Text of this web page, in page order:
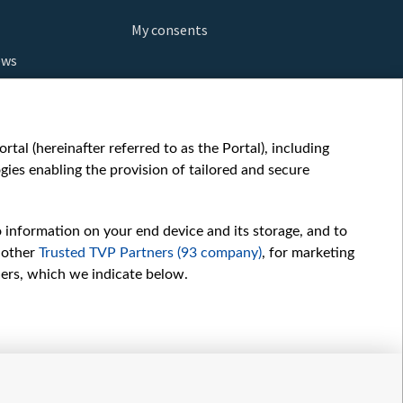
My consents
(hereinafter referred to as the Portal), including
enabling the provision of tailored and secure
on your end device and its storage, and to
Trusted TVP Partners (93 company), for marketing
which we indicate below.